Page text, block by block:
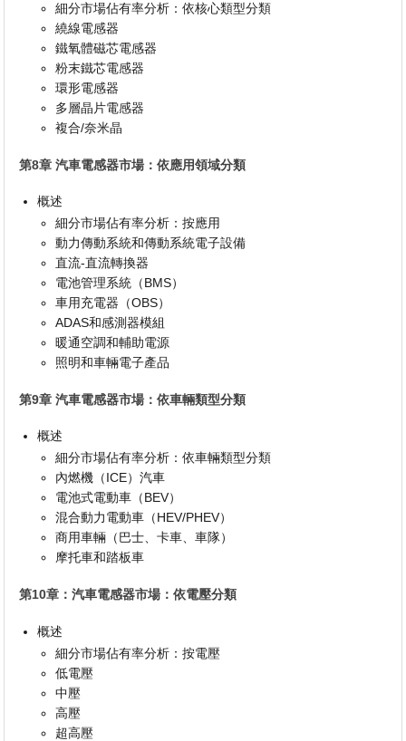
細分市場佔有率分析：依核心類型分類
繞線電感器
鐵氧體磁芯電感器
粉末鐵芯電感器
環形電感器
多層晶片電感器
複合/奈米晶
第8章 汽車電感器市場：依應用領域分類
概述
細分市場佔有率分析：按應用
動力傳動系統和傳動系統電子設備
直流-直流轉換器
電池管理系統（BMS）
車用充電器（OBS）
ADAS和感測器模組
暖通空調和輔助電源
照明和車輛電子產品
第9章 汽車電感器市場：依車輛類型分類
概述
細分市場佔有率分析：依車輛類型分類
內燃機（ICE）汽車
電池式電動車（BEV）
混合動力電動車（HEV/PHEV）
商用車輛（巴士、卡車、車隊）
摩托車和踏板車
第10章：汽車電感器市場：依電壓分類
概述
細分市場佔有率分析：按電壓
低電壓
中壓
高壓
超高壓